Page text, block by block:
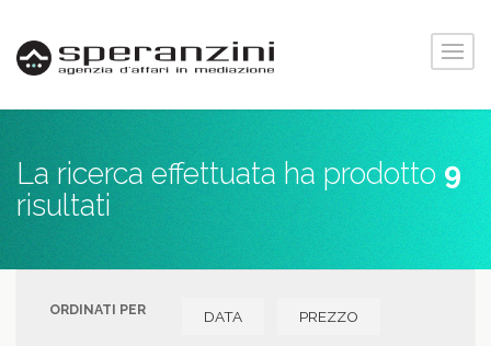
La ricerca effettuata ha prodotto 9
risultati
ORDINATI PER DATA PREZZO